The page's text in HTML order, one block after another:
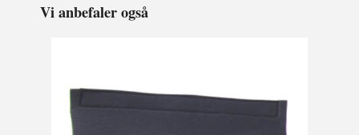
Vi anbefaler også